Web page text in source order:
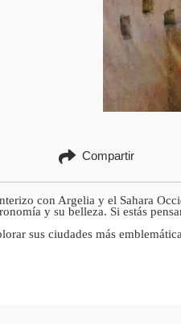
Compartir
con Argelia y el Sahara
y su belleza. Si estás
sus ciudades más